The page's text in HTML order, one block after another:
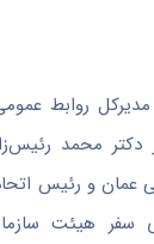
روابط
محمد
و رئیس
سفر هیئت